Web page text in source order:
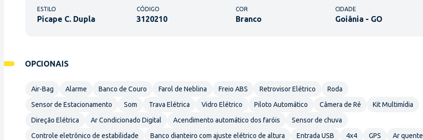
ESTILO
Picape C. Dupla
CÓDIGO
3120210
COR
Branco
CIDADE
Goiânia - GO
OPCIONAIS
Air-Bag Alarme Banco de Couro Farol de Neblina Freio ABS Retrovisor Elétrico
Roda
Sensor de Estacionamento
Som Trava Elétrica Vidro Elétrico Piloto Automático Câmera de Ré
Kit Multimídia
Direção Elétrica
Ar Condicionado Digital Acendimento automático dos faróis
Sensor de chuva
Controle eletrônico de estabilidade
Banco dianteiro com ajuste elétrico de altura Entrada USB 4x4 GPS
Ar quente